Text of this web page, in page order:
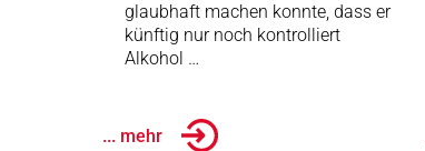
glaubhaft machen konnte, dass er
künftig nur noch kontrolliert
Alkohol …
... mehr